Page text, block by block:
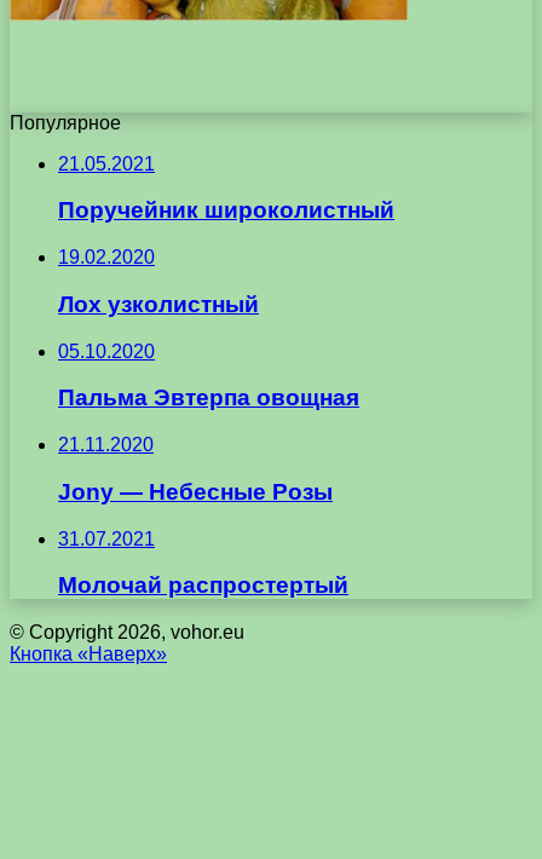
Популярное
21.05.2021
Поручейник широколистный
19.02.2020
Лох узколистный
05.10.2020
Пальма Эвтерпа овощная
21.11.2020
Jony — Небесные Розы
31.07.2021
Молочай распростертый
© Copyright 2026, vohor.eu
Кнопка «Наверх»